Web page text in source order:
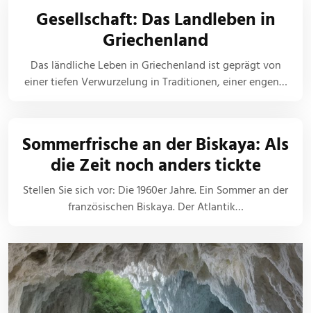
Gesellschaft: Das Landleben in
Griechenland
Das ländliche Leben in Griechenland ist geprägt von
einer tiefen Verwurzelung in Traditionen, einer engen…
Sommerfrische an der Biskaya: Als
die Zeit noch anders tickte
Stellen Sie sich vor: Die 1960er Jahre. Ein Sommer an der
französischen Biskaya. Der Atlantik…